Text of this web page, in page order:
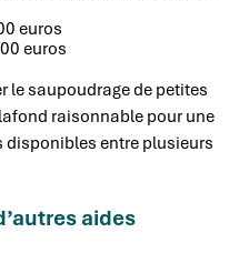
euros
euros
le saupoudrage de petites
raisonnable pour une
entre plusieurs
aides